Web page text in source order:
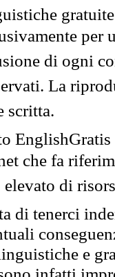
per
di ogni
La
scritta.
che fa
di
di tenerci
e